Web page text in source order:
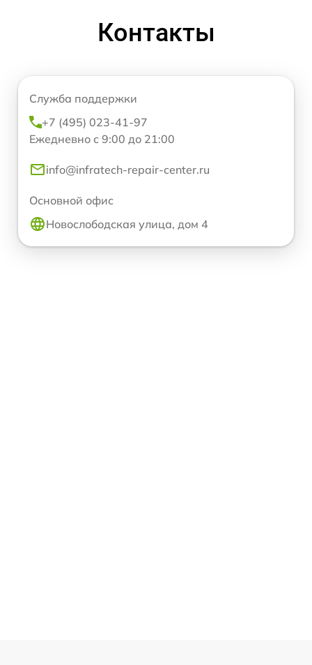
Контакты
Служба поддержки
+7 (495) 023-41-97
Ежедневно с 9:00 до 21:00
info@infratech-repair-center.ru
Основной офис
Новослободская улица, дом 4